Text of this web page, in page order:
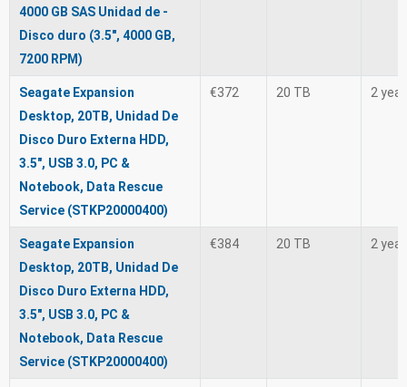
4000 GB SAS Unidad de -
Disco duro (3.5", 4000 GB,
7200 RPM)
Seagate Expansion
Desktop, 20TB, Unidad De
Disco Duro Externa HDD,
3.5", USB 3.0, PC &
Notebook, Data Rescue
Service (STKP20000400)
€372 20 TB 2
Seagate Expansion
Desktop, 20TB, Unidad De
Disco Duro Externa HDD,
3.5", USB 3.0, PC &
Notebook, Data Rescue
Service (STKP20000400)
€384 20 TB 2